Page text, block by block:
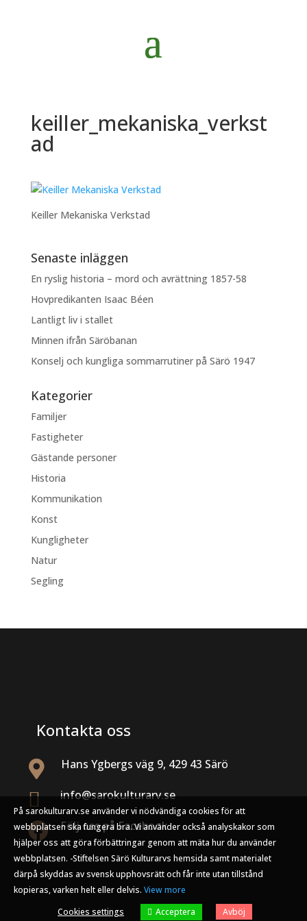
keiller_mekaniska_verkst
ad
Keiller Mekaniska Verkstad
Senaste inläggen
En ryslig historia – mord och avrättning 1857-58
Hovpredikanten Isaac Béen
Lantligt liv i stallet
Minnen ifrån Säröbanan
Konselj och kungliga sommarrutiner på Särö 1947
Kategorier
Familjer
Fastigheter
Gästande personer
Historia
Kommunikation
Konst
Kungligheter
Natur
Segling
Kontakta oss

Hans Ygbergs väg 9, 429 43 Särö
 info@sarokulturarv.se
 Följ oss på Facebook
På sarokulturarv.se använder vi nödvändiga cookies för att
webbplatsen ska fungera bra. Vi använder också analyskakor som
hjälper oss att göra förbättringar genom att mäta hur du använder
webbplatsen. -Stiftelsen Särö Kulturarvs hemsida samt materialet
därpå skyddas av svensk upphovsrätt och får inte utan tillstånd
kopieras, varken helt eller delvis. View more
Cookies settings
Acceptera Avböj